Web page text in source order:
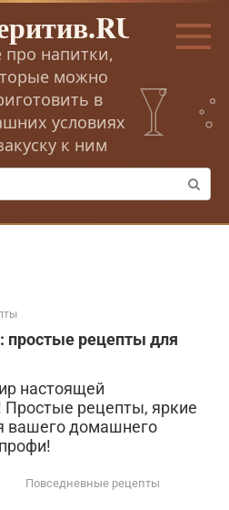
про напитки,
можно
в
условиях
к ним
простые рецепты для
настоящей
Простые рецепты, яркие
вашего домашнего
Повседневные рецепты